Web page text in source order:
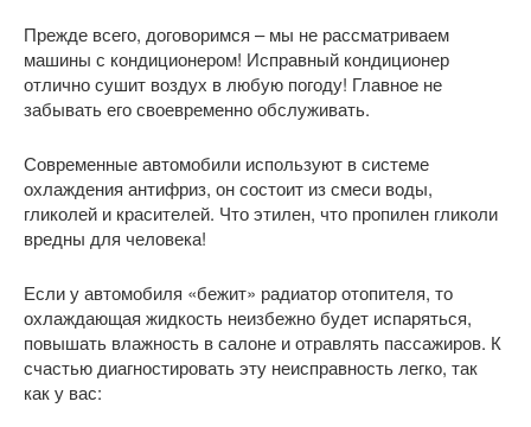
Прежде всего, договоримся – мы не рассматриваем
машины с кондиционером! Исправный кондиционер
отлично сушит воздух в любую погоду! Главное не
забывать его своевременно обслуживать.
Современные автомобили используют в системе
охлаждения антифриз, он состоит из смеси воды,
гликолей и красителей. Что этилен, что пропилен гликоли
вредны для человека!
Если у автомобиля «бежит» радиатор отопителя, то
охлаждающая жидкость неизбежно будет испаряться,
повышать влажность в салоне и отравлять пассажиров. К
счастью диагностировать эту неисправность легко, так
как у вас: